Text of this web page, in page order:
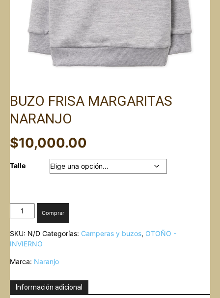
BUZO FRISA MARGARITAS
NARANJO
$10,000.00
Talle
BUZO
FRISA
NARANJO
cantidad
Comprar
SKU: N/D Categorías: Camperas y buzos, OTOÑO -
INVIERNO
Marca: Naranjo
Información adicional